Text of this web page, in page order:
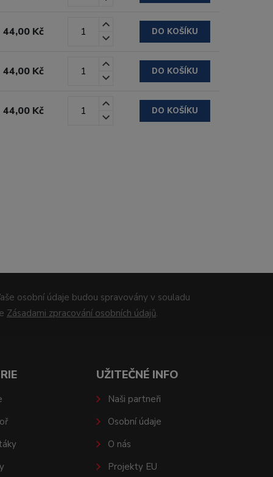
44,00 Kč DO KOŠÍKU
44,00 Kč DO KOŠÍKU
44,00 Kč DO KOŠÍKU
osobní údaje budou spravovány v souladu
Zásadami zpracování osobních údajů.
UŽITEČNÉ INFO
Naši partneři
Osobní údaje
O nás
Projekty EU